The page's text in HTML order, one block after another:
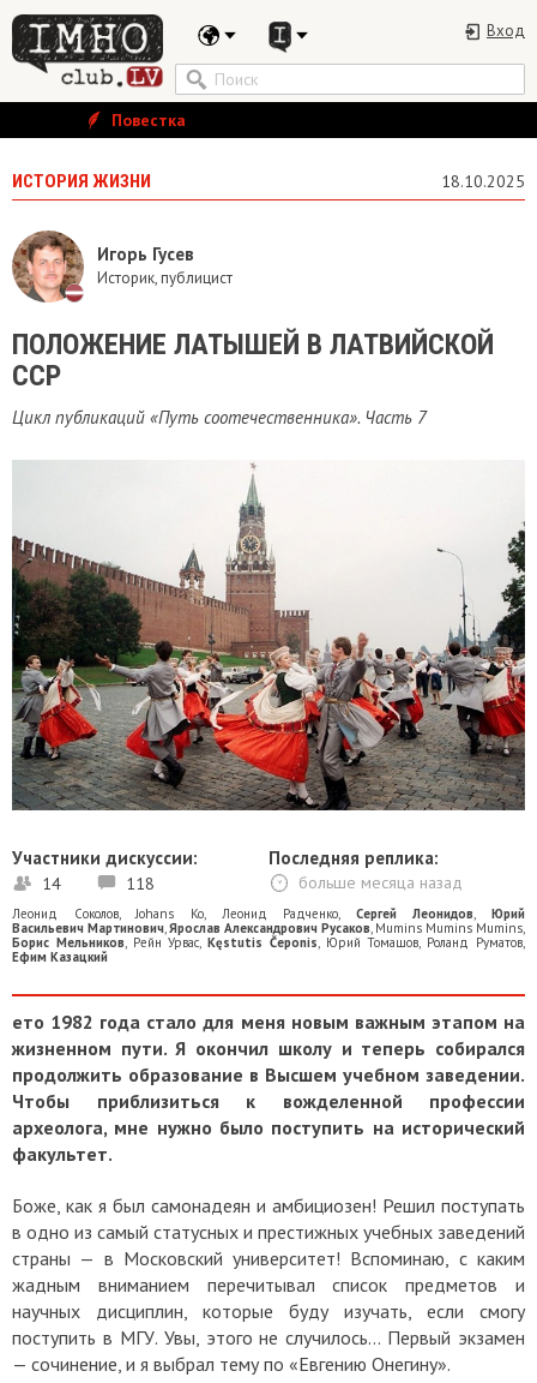
Вход
Повестка
ИСТОРИЯ ЖИЗНИ 18.10.2025
Игорь Гусев
Историк, публицист
ПОЛОЖЕНИЕ ЛАТЫШЕЙ В ЛАТВИЙСКОЙ
ССР
Цикл публикаций «Путь соотечественника». Часть 7
Участники дискуссии:
14 118
Последняя реплика:
больше месяца назад
Леонид Соколов,Johans Ko, Леонид Радченко, Сергей Леонидов, Юрий
Васильевич Мартинович,Ярослав Александрович Русаков, Mumins Mumins Mumins,
Борис Мельников, Рейн Урвас,Kęstutis Čeponis, Юрий Томашов, Роланд Руматов,
Ефим Казацкий
ето 1982 года стало для меня новым важным этапом на
жизненном пути. Я окончил школу и теперь собирался
продолжить образование в Высшем учебном заведении.
Чтобы приблизиться к вожделенной профессии
археолога, мне нужно было поступить на исторический
факультет.
Боже, как я был самонадеян и амбициозен! Решил поступать
в одно из самый статусных и престижных учебных заведений
страны — в Московский университет! Вспоминаю, с каким
жадным вниманием перечитывал список предметов и
научных дисциплин, которые буду изучать, если смогу
поступить в МГУ. Увы, этого не случилось… Первый экзамен
— сочинение, и я выбрал тему по «Евгению Онегину».